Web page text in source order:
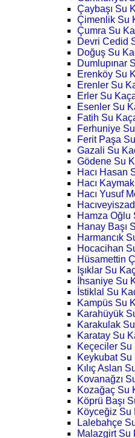
Çaybaşı Su
Çimenlik Su
Çumra Su
Devri Cedid
Doğuş Su
Dumlupınar
Erenköy Su
Erenler Su
Erler Su
Esenler Su
Fatih Su
Ferhuniye
Ferit Paşa
Gazali Su
Gödene Su
Hacı Hasan
Hacı
Hacı Yusuf
Hamza Oğlu
Hanay Başı
Harmancık
Hocacihan
Hüsamettin
Işıklar Su
İhsaniye Su
İstiklal Su
Kampüs Su
Karahüyük
Karakulak
Karatay Su
Keçeciler Su
Keykubat Su
Kılıç Aslan
Kovanağzı
Kozağaç Su
Köprü Başı
Köyceğiz Su
Lalebahçe
Malazgirt Su